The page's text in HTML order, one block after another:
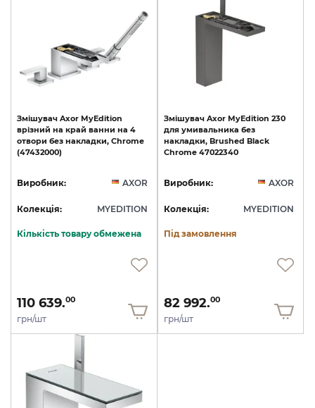
Змішувач Axor MyEdition
врізний на край ванни на 4
отвори без накладки, Chrome
(47432000)
Виробник: AXOR
Колекція: MYEDITION
Кількість товару обмежена
110 639.00
грн/шт
Змішувач Axor MyEdition 230
для умивальника без
накладки, Brushed Black
Chrome 47022340
Виробник: AXOR
Колекція: MYEDITION
Під замовлення
82 992.00
грн/шт